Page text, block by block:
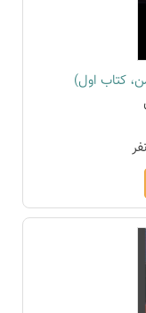
کتاب اول)